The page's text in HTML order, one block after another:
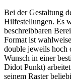
Bei der Gestaltung
Hilfestellungen. Es
beschreibbaren
Format ist
double jeweils hoch
Wunsch in einer
Didot Punkt)
seinem Raster